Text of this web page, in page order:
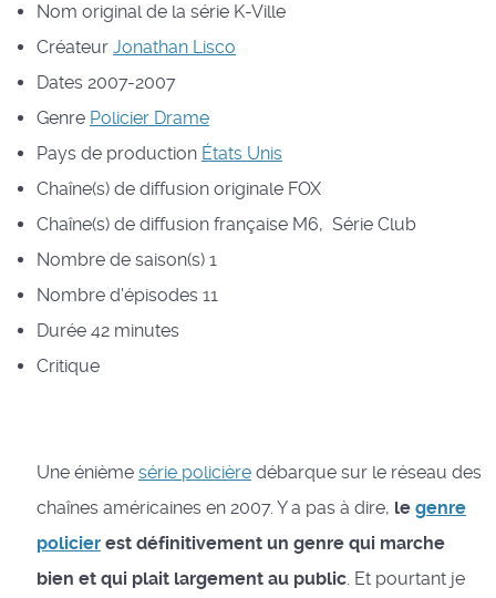
Nom original de la série K-Ville
Créateur Jonathan Lisco
Dates 2007-2007
Genre PolicierDrame
Pays de production États Unis
Chaîne(s) de diffusion originale FOX
Chaîne(s) de diffusion française M6, Série Club
Nombre de saison(s) 1
Nombre d'épisodes 11
Durée 42 minutes
Critique
Une énième série policièredébarque sur le réseau des
chaînes américaines en 2007. Y a pas à dire, le genre
policierest définitivement un genre qui marche
bien et qui plait largement au public. Et pourtant je